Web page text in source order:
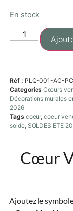
En stock
Réf : PLQ-001-AC-PC
Categories Cœurs
Décorations murales
2026
Tags coeur, coeur
solde, SOLDES ETE
Cœur
Ajoutez le